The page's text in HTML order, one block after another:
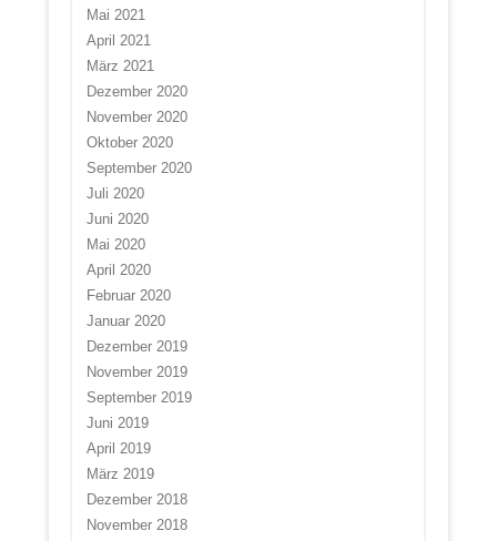
Mai 2021
April 2021
März 2021
Dezember 2020
November 2020
Oktober 2020
September 2020
Juli 2020
Juni 2020
Mai 2020
April 2020
Februar 2020
Januar 2020
Dezember 2019
November 2019
September 2019
Juni 2019
April 2019
März 2019
Dezember 2018
November 2018